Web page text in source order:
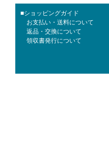
■ショッピングガイド
お支払い・送料について
返品・交換について
領収書発行について